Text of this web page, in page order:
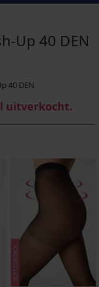
Up 40 DEN
uitverkocht.